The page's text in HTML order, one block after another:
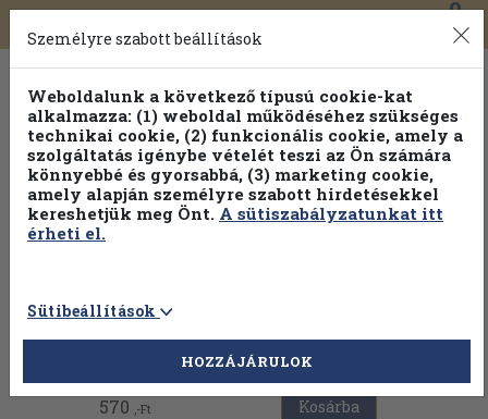
Toggle
navigation
0
Vissza az előző oldalra
570 ,-Ft Kosárba
Személyre szabott beállítások
Weboldalunk a következő típusú cookie-kat
alkalmazza: (1) weboldal működéséhez szükséges
technikai cookie, (2) funkcionális cookie, amely a
szolgáltatás igénybe vételét teszi az Ön számára
könnyebbé és gyorsabbá, (3) marketing cookie,
amely alapján személyre szabott hirdetésekkel
kereshetjük meg Önt. A sütiszabályzatunkat itt
érheti el.
Sütibeállítások
HOZZÁJÁRULOK